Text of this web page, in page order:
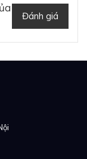
Đánh giá